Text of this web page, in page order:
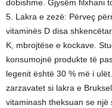
dobishme. Gjysëm filxhani
5. Lakra e zezë: Përveç
vitaminës D disa
K, mbrojtëse e kockave.
konsumojnë produkte të
legenit është 30 % më i
zarzavatet si lakra e
vitaminash theksuan se